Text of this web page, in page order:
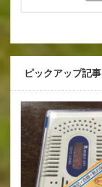
ピックアップ記事